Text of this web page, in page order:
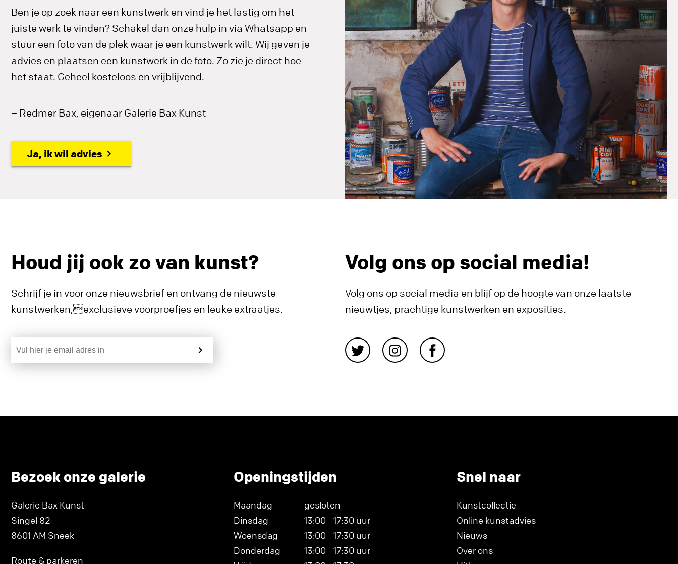
Ben je op zoek naar een kunstwerk en vind je het lastig om het
juiste werk te vinden? Schakel dan onze hulp in via Whatsapp en
stuur een foto van de plek waar je een kunstwerk wilt. Wij geven je
advies en plaatsen een kunstwerk in de foto. Zo zie je direct hoe
het staat. Geheel kosteloos en vrijblijvend.
– Redmer Bax, eigenaar Galerie Bax Kunst
Ja, ik wil advies
Houd jij ook zo van kunst?
Schrijf je in voor onze nieuwsbrief en ontvang de nieuwste
kunstwerken,exclusieve voorproefjes en leuke extraatjes.
Volg ons op social media!
Volg ons op social media en blijf op de hoogte van onze laatste
nieuwtjes, prachtige kunstwerken en exposities.
Bezoek onze galerie
Galerie Bax Kunst
Singel 82
8601 AM Sneek
Route & parkeren
Openingstijden
Maandag
gesloten
Dinsdag
13:00 - 17:30 uur
Woensdag
13:00 - 17:30 uur
Donderdag
13:00 - 17:30 uur
Snel naar
Kunstcollectie
Online kunstadvies
Nieuws
Over ons